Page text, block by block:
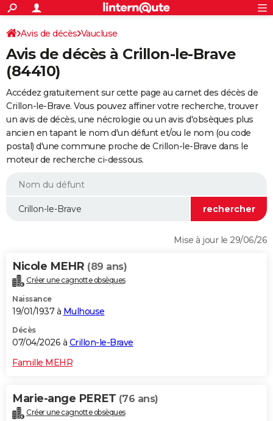
ACTUALITÉS
Politique
Société
Faits Divers
Education
Monde
Villes
+
SPORT
Coupe du monde 2026
Football
Tennis
Cyclisme
Rugby
Forum
FINANCE
Retraite
Impôts
Epargne
Immobilier
Risques naturels par ville
Banque
Assurance
Crédit
Essais
Réserver un essai
Citadines
Berlines
SUV
Forum auto
+
HIGH-TECH
Mobiles
Meilleur smartphone
Internet
Ordinateurs
Jeux vidéo
Guide high-tech
+BRICOLAGE
Forum
Aménagement intérieur
Extérieur
Cuisine
Salle de bains
Jardinage
Rangement
WEEK-END
Guides de France
Escapades
Patrimoine
Expositions
Musées
Week-end nature
LIFESTYLE
Alimentation
Guide de la santé
Maladies
Médicaments
Sommeil
VOYAGE
Destinations
City break
Voyage nature
Voyage de noces
Forum
Climat
+PHOTO
GUIDES D'ACHAT
BONS PLANS
CARTE DE VOEUX
Dictionnaire
Biographies
Citations
Expressions
Proverbes
PROGRAMME TV
Avis de décès Vaucluse
Avis de décès à Crillon-le-Brave
(84410)
Accédez gratuitement sur cette page au carnet des décès de
Crillon-le-Brave. Vous pouvez affiner votre recherche, trouver
un avis de décès, une nécrologie ou un avis d'obsèques plus
ancien en tapant le nom d'un défunt et/ou le nom (ou code
postal) d'une commune proche de Crillon-le-Brave dans le
moteur de recherche ci-dessous.
Mise à jour le 29/06/26
Nicole MEHR (89 ans)
Créer une cagnotte obsèques
Naissance
19/01/1937 à Mulhouse
Décès
07/04/2026 à Crillon-le-Brave
Famille MEHR
Marie-ange PERET (76 ans)
Créer une cagnotte obsèques